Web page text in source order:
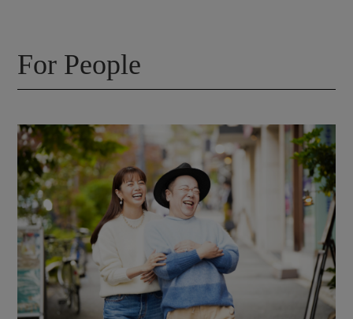
Latin America
Guatemala
グアテマラ ペルー
For People